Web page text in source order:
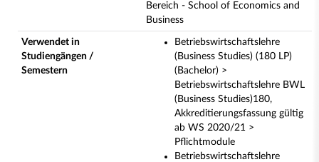
Bereich - School of Economics and
Business
Verwendet in
Studiengängen /
Semestern
Betriebswirtschaftslehre
(Business Studies) (180 LP)
(Bachelor) >
Betriebswirtschaftslehre BWL
(Business Studies)180,
Akkreditierungsfassung gültig
ab WS 2020/21 >
Pflichtmodule
Betriebswirtschaftslehre